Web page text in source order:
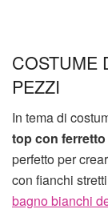
COSTUME
PEZZI
In tema di
top con ferretto
perfetto per
con fianchi
bagno bianchi